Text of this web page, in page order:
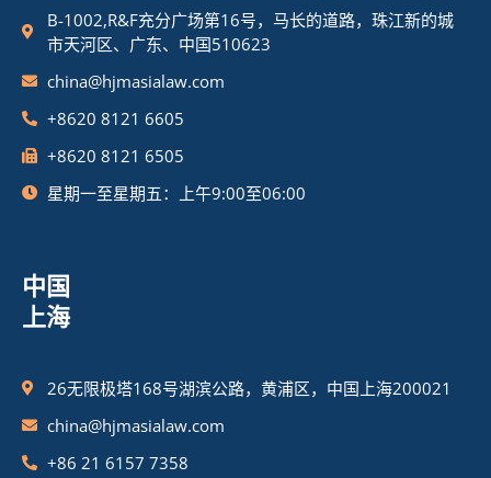
B-1002,R&F充分广场第16号，马长的道路，珠江新的城
市天河区、广东、中国510623
china@hjmasialaw.com
+8620 8121 6605
+8620 8121 6505
星期一至星期五：上午9:00至06:00
中国
上海
26无限极塔168号湖滨公路，黄浦区，中国上海200021
china@hjmasialaw.com
+86 21 6157 7358